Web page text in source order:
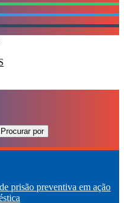
Procurar por
prisão preventiva em ação